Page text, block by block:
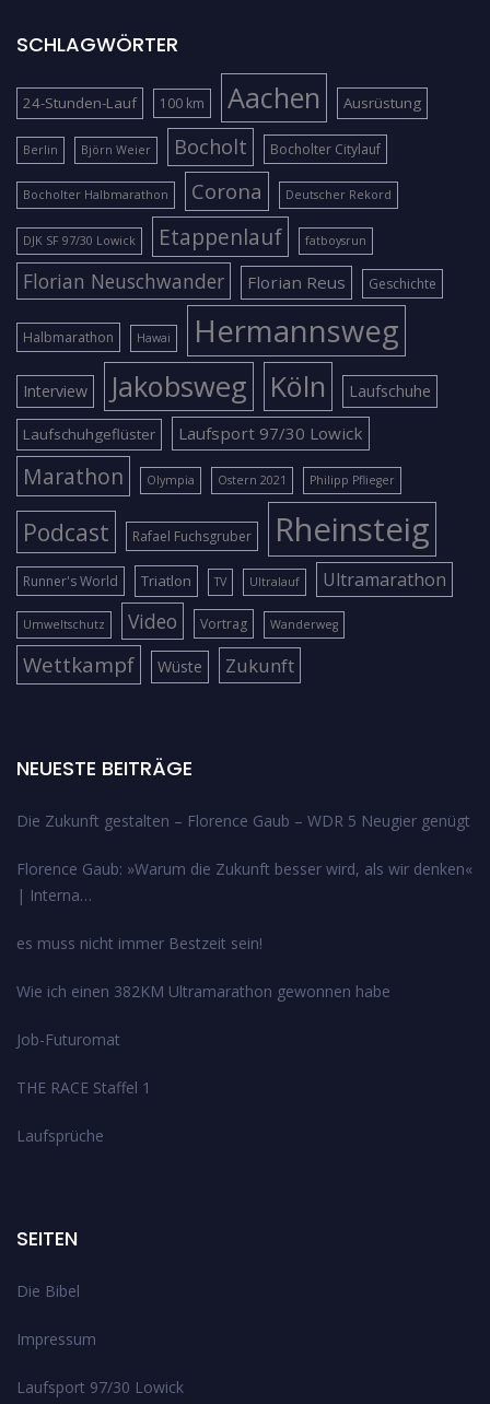
SCHLAGWÖRTER
24-Stunden-Lauf 100 km Aachen Ausrüstung
Berlin Björn Weier Bocholt Bocholter Citylauf
Bocholter Halbmarathon Corona Deutscher Rekord
DJK SF 97/30 Lowick Etappenlauf fatboysrun
Florian Neuschwander Florian Reus Geschichte
Halbmarathon Hawai Hermannsweg
Interview Jakobsweg Köln Laufschuhe
Laufschuhgeflüster Laufsport 97/30 Lowick
Marathon Olympia Ostern 2021 Philipp Pflieger
Podcast Rafael Fuchsgruber Rheinsteig
Runner's World Triatlon TV Ultralauf Ultramarathon
Umweltschutz Video Vortrag Wanderweg
Wettkampf Wüste Zukunft
NEUESTE BEITRÄGE
Die Zukunft gestalten – Florence Gaub – WDR 5 Neugier genügt
Florence Gaub: »Warum die Zukunft besser wird, als wir denken«
| Interna…
es muss nicht immer Bestzeit sein!
Wie ich einen 382KM Ultramarathon gewonnen habe
Job-Futuromat
THE RACE Staffel 1
Laufsprüche
SEITEN
Die Bibel
Impressum
Laufsport 97/30 Lowick